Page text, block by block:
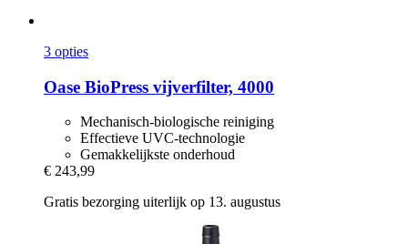
3 opties
Oase BioPress vijverfilter, 4000
Mechanisch-biologische reiniging
Effectieve UVC-technologie
Gemakkelijkste onderhoud
€ 243,99
Gratis bezorging uiterlijk op 13. augustus